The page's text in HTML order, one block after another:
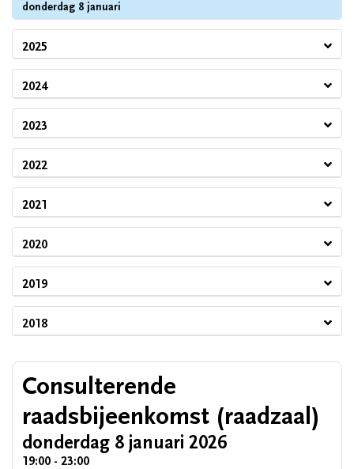
donderdag 8 januari
2025
2024
2023
2022
2021
2020
2019
2018
Consulterende
raadsbijeenkomst (raadzaal)
donderdag 8 januari 2026
19:00 - 23:00